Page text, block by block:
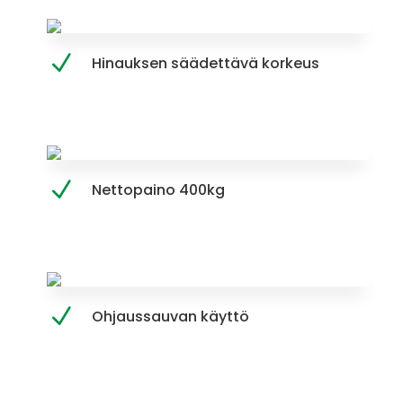
Hinauksen säädettävä korkeus
Nettopaino 400kg
Ohjaussauvan käyttö